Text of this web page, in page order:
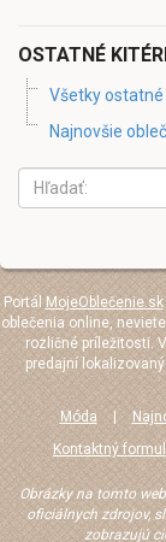
OSTATNÉ
Všetky ostatné
Najnovšie
Portál MojeOblečenie.sk
oblečenia online,
rozličné príležitosti.
predajní
Móda
|
Kontaktný
Obrázky na tomto
oficiálnych zdrojov,
zobrazujú